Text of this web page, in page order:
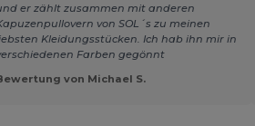
er zählt zusammen mit anderen
von SOL´s zu meinen
Kleidungsstücken. Ich hab ihn mir in
Farben gegönnt
von Michael S.